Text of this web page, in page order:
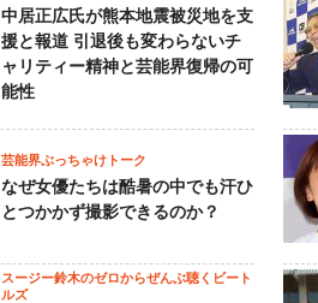
中居正広氏が熊本地震被災地を支
援と報道 引退後も変わらないチ
ャリティー精神と芸能界復帰の可
能性
芸能界ぶっちゃけトーク
なぜ女優たちは酷暑の中でも汗ひ
とつかかず撮影できるのか？
スージー鈴木のゼロからぜんぶ聴くビート
ルズ